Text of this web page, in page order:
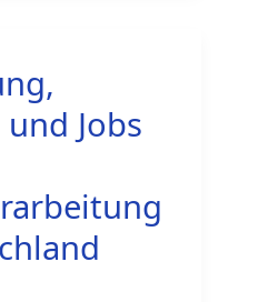
Jobs